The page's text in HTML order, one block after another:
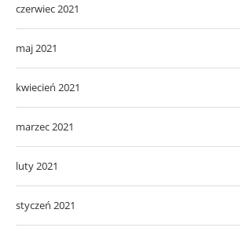
czerwiec 2021
maj 2021
kwiecień 2021
marzec 2021
luty 2021
styczeń 2021